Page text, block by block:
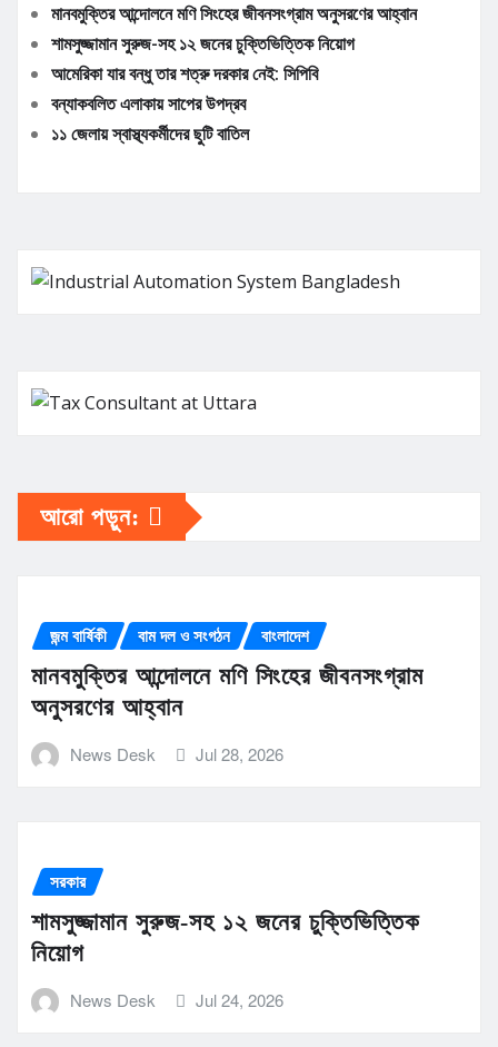
মানবমুক্তির আন্দোলনে মণি সিংহের জীবনসংগ্রাম অনুসরণের আহ্বান
শামসুজ্জামান সুরুজ-সহ ১২ জনের চুক্তিভিত্তিক নিয়োগ
আমেরিকা যার বন্ধু তার শত্রু দরকার নেই: সিপিবি
বন্যাকবলিত এলাকায় সাপের উপদ্রব
১১ জেলায় স্বাস্থ্যকর্মীদের ছুটি বাতিল
আরো পড়ুন:
জন্ম বার্ষিকী বাম দল ও সংগঠন বাংলাদেশ
মানবমুক্তির আন্দোলনে মণি সিংহের জীবনসংগ্রাম
অনুসরণের আহ্বান
News Desk Jul 28, 2026
সরকার
শামসুজ্জামান সুরুজ-সহ ১২ জনের চুক্তিভিত্তিক
নিয়োগ
News Desk Jul 24, 2026